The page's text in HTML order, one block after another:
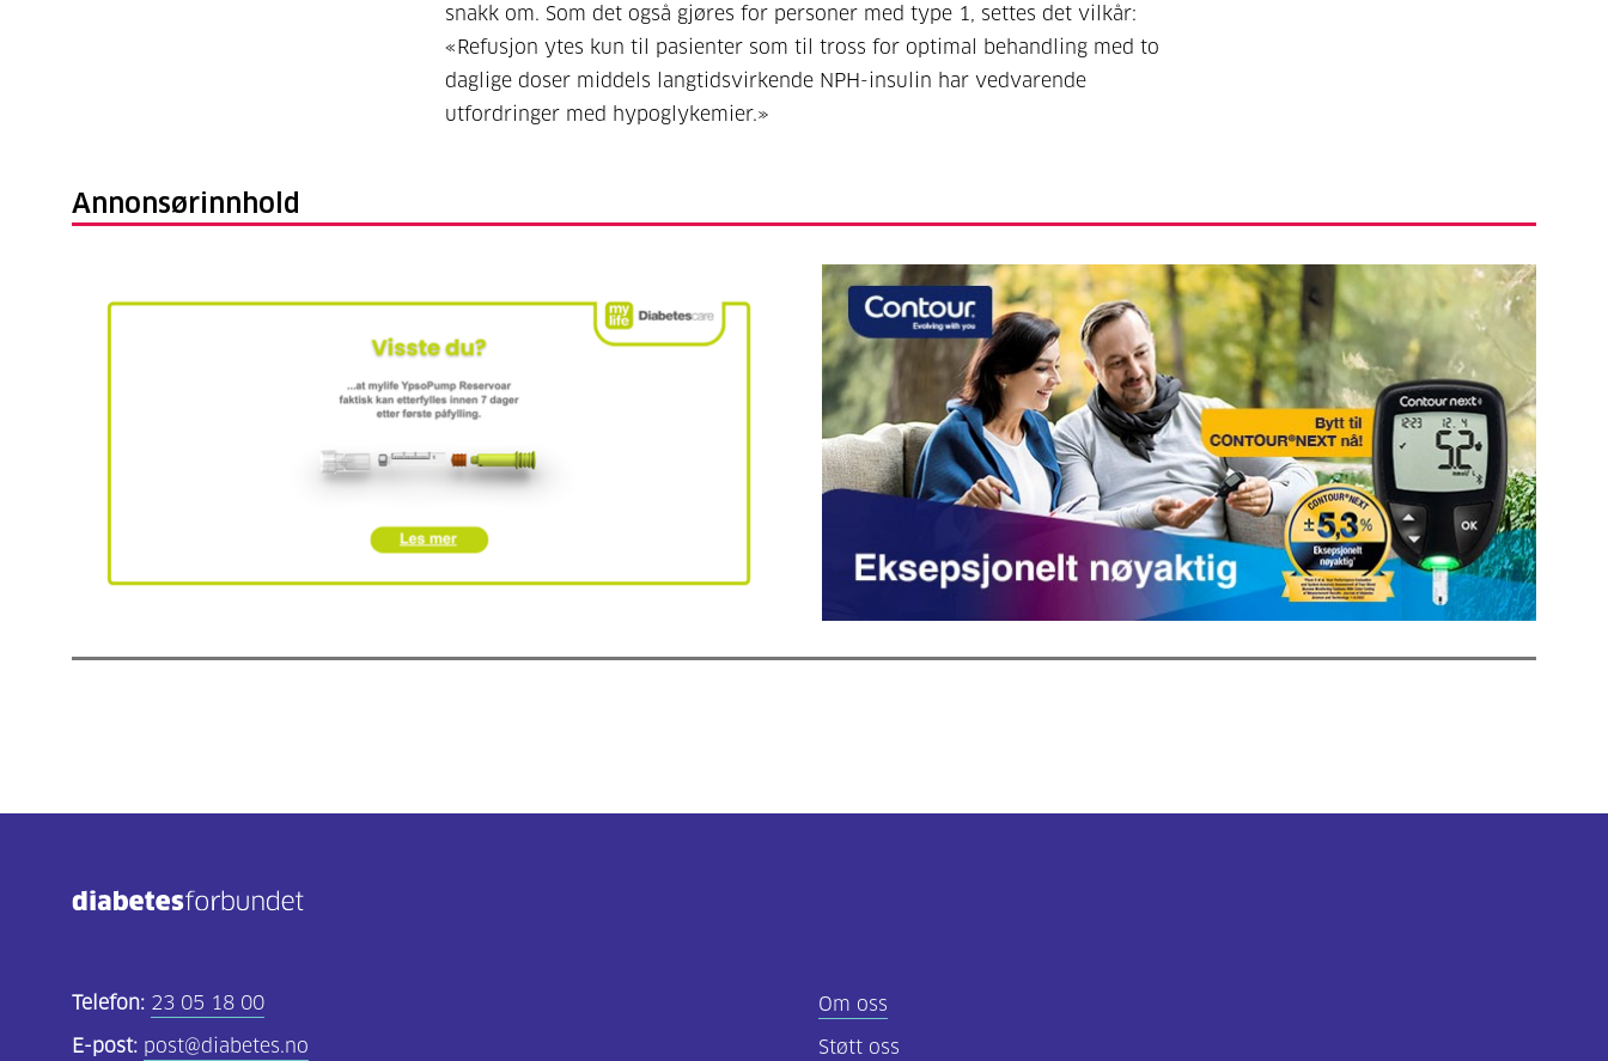
snakk om. Som det også gjøres for personer med type 1, settes det vilkår:
«Refusjon ytes kun til pasienter som til tross for optimal behandling med to
daglige doser middels langtidsvirkende NPH-insulin har vedvarende
utfordringer med hypoglykemier.»
Annonsørinnhold
Telefon: 23 05 18 00
E-post: post@diabetes.no
Om oss
Støtt oss